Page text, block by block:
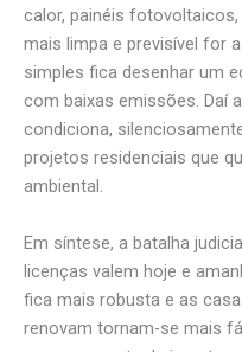
calor, painéis
mais limpa e previsível for
simples fica desenhar um
com baixas emissões. Daí
condiciona,
projetos residenciais que
ambiental.
Em síntese, a batalha
licenças valem hoje e
fica mais robusta e as
renovam tornam-se mais